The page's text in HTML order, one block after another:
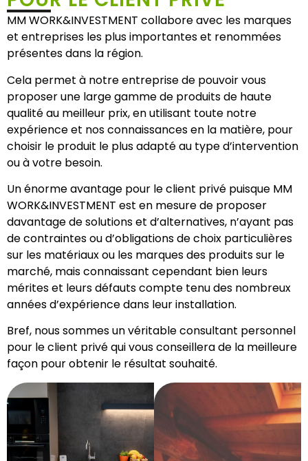
MM WORK&INVESTMENT collabore avec les marques
et entreprises les plus importantes et renommées
présentes dans la région.
Cela permet à notre entreprise de pouvoir vous
proposer une large gamme de produits de haute
qualité au meilleur prix, en utilisant toute notre
expérience et nos connaissances en la matière, pour
choisir le produit le plus adapté au type d’intervention
ou à votre besoin.
Un énorme avantage pour le client privé puisque MM
WORK&INVESTMENT est en mesure de proposer
davantage de solutions et d’alternatives, n’ayant pas
de contraintes ou d’obligations de choix particulières
sur les matériaux ou les marques des produits sur le
marché, mais connaissant cependant bien leurs
mérites et leurs défauts compte tenu des nombreux
années d’expérience dans leur installation.
Bref, nous sommes un véritable consultant personnel
pour le client privé qui vous conseillera de la meilleure
façon pour obtenir le résultat souhaité.